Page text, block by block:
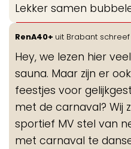
Lekker samen
RenA40+ uit Brabant
Hey, we lezen hier
sauna. Maar zijn er
feestjes voor
met de carnaval? Wij
sportief MV stel van
met carnaval te